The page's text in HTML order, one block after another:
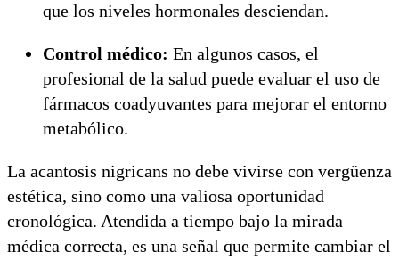
que los niveles hormonales desciendan.
Control médico: En algunos casos, el
profesional de la salud puede evaluar el uso de
fármacos coadyuvantes para mejorar el entorno
metabólico.
La acantosis nigricans no debe vivirse con vergüenza
estética, sino como una valiosa oportunidad
cronológica. Atendida a tiempo bajo la mirada
médica correcta, es una señal que permite cambiar el